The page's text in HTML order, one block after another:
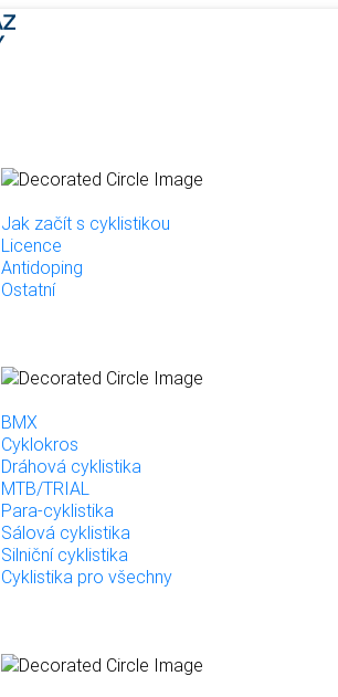
Jak začít s cyklistikou
Licence
Antidoping
Ostatní
BMX
Cyklokros
Dráhová cyklistika
MTB/TRIAL
Para-cyklistika
Sálová cyklistika
Silniční cyklistika
Cyklistika pro všechny